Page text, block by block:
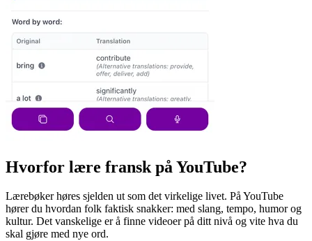
Hvorfor lære fransk på YouTube?
Lærebøker høres sjelden ut som det virkelige livet. På YouTube
hører du hvordan folk faktisk snakker: med slang, tempo, humor og
kultur. Det vanskelige er å finne videoer på ditt nivå og vite hva du
skal gjøre med nye ord.